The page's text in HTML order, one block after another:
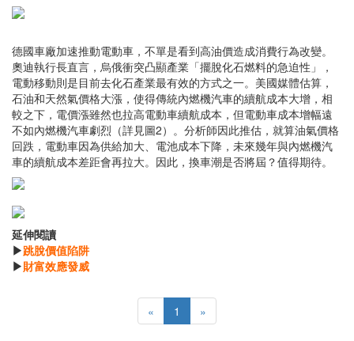
德國車廠加速推動電動車，不單是看到高油價造成消費行為改變。
奧迪執行長直言，烏俄衝突凸顯產業「擺脫化石燃料的急迫性」，
電動移動則是目前去化石產業最有效的方式之一。美國媒體估算，
石油和天然氣價格大漲，使得傳統內燃機汽車的續航成本大增，相
較之下，電價漲雖然也拉高電動車續航成本，但電動車成本增幅遠
不如內燃機汽車劇烈（詳見圖2）。分析師因此推估，就算油氣價格
回跌，電動車因為供給加大、電池成本下降，未來幾年與內燃機汽
車的續航成本差距會再拉大。因此，換車潮是否將屆？值得期待。
延伸閱讀
▶跳脫價值陷阱
▶財富效應發威
« 1 »